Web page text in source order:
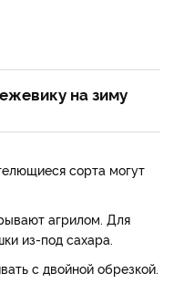
на зиму
сорта могут
агрилом. Для
из-под са­хара.
с двойной обрезкой.